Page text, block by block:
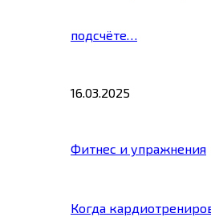
подсчёте…
16.03.2025
Фитнес и упражнения
Когда